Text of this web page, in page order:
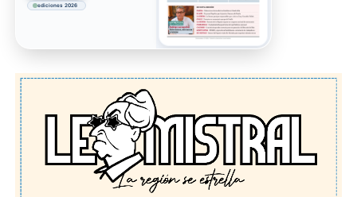
ediciones 2026